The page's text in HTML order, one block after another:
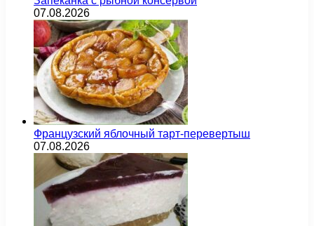
07.08.2026
Французский яблочный тарт-перевертыш
07.08.2026